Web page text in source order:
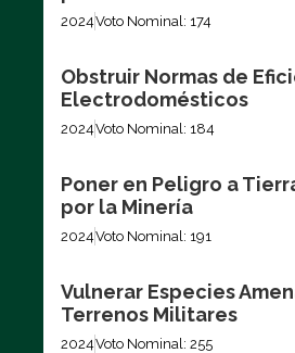
2024Voto Nominal: 174
Obstruir Normas de
Electrodomésticos
2024Voto Nominal: 184
Poner en Peligro a
por la Minería
2024Voto Nominal: 191
Vulnerar Especies
Terrenos Militares
2024Voto Nominal: 255